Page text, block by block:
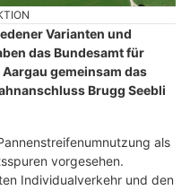
Varianten und
das Bundesamt für
gemeinsam das
Brugg Seebli
als
vorgesehen.
Individualverkehr und den